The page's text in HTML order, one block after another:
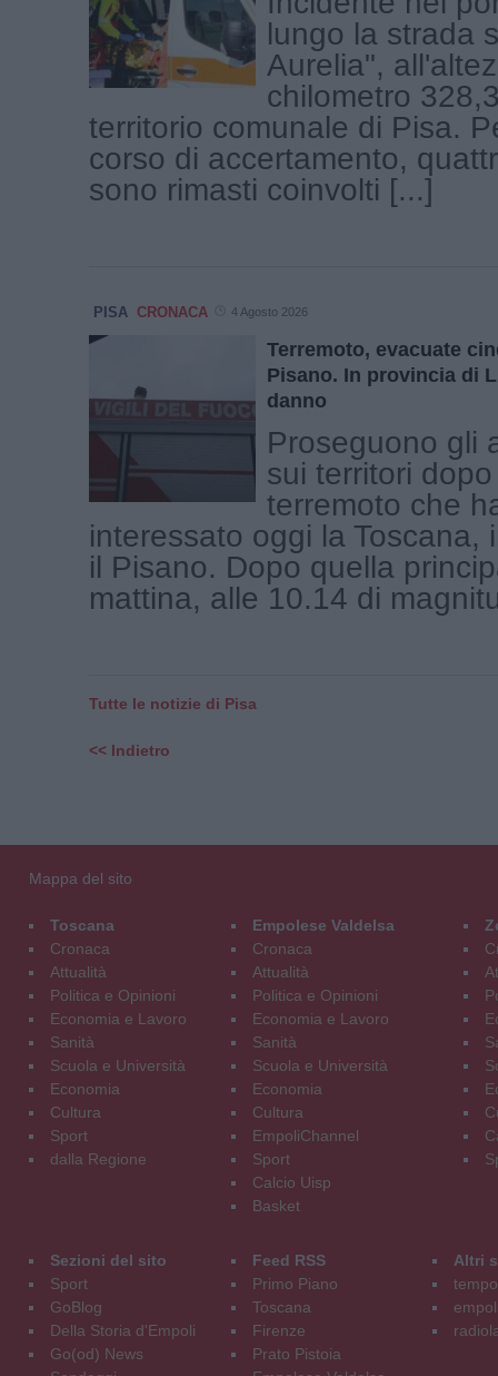
lungo la strada
Aurelia",
chilometro
territorio comunale di Pisa.
corso di accertamento,
sono rimasti coinvolti [...]
PISA CRONACA 4 Agosto 2026
Terremoto, evacuate
Pisano. In provincia di
danno
Proseguono gli
sui territori
terremoto che
interessato oggi la Toscana,
il Pisano. Dopo quella
mattina, alle 10.14 di
Tutte le notizie di Pisa
<< Indietro
Mappa del sito
Toscana
Cronaca
Attualità
Politica e Opinioni
Economia e Lavoro
Sanità
Scuola e Università
Economia
Cultura
Sport
dalla Regione
Empolese Valdelsa
Cronaca
Attualità
Politica e Opinioni
Economia e Lavoro
Sanità
Scuola e Università
Economia
Cultura
EmpoliChannel
Sport
Calcio Uisp
Basket
Sezioni del sito
Sport
GoBlog
Della Storia d'Empoli
Go(od) News
Feed RSS
Primo Piano
Toscana
Firenze
Prato Pistoia
Altri